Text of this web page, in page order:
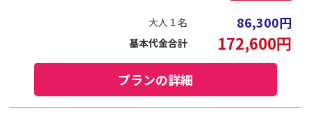
大人１名 86,300円
基本代金合計 172,600円
プランの詳細